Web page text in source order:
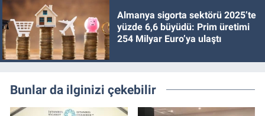
Almanya sigorta sektörü 2025’te
yüzde 6,6 büyüdü: Prim üretimi
254 Milyar Euro’ya ulaştı
Bunlar da ilginizi çekebilir